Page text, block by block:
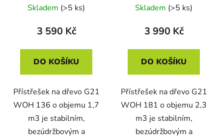
Skladem (>5 ks)
3 590 Kč
DO KOŠÍKU
Přístřešek na dřevo G21
WOH 136 o objemu 1,7
m3 je stabilním,
bezúdržbovým a
Skladem (>5 ks)
3 990 Kč
DO KOŠÍKU
Přístřešek na dřevo G21
WOH 181 o objemu 2,3
m3 je stabilním,
bezúdržbovým a